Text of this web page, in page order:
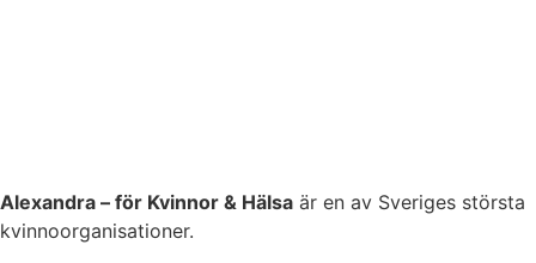
Alexandra – för Kvinnor & Hälsa är en av Sveriges största
kvinnoorganisationer.